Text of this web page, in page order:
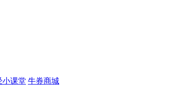
小课堂 牛券商城